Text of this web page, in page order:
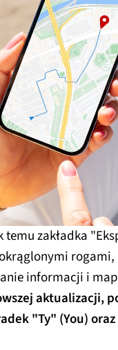
zakładka
informacji i
aktualizacji,
"Ty" (You)